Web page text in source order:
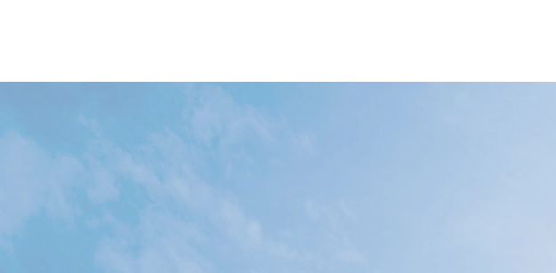
şirketinden büyük övgü aldı!
Wijay bağımsız olarak 50'den fazla buluş patenti ve yazılım telif
sistemi sertifikası, fikri mülkiyet yönetim sistemi sertifikası vb.
2022-2028 Küresel ve Çin Otomatik Merkezi Besleme Sistemi Pazar
küresel merkezi besleme sistemlerinin tanınmış üreticileri listesinde
açıkladığı yerli malzeme otomasyon sistemi pazar payında Vijay'in